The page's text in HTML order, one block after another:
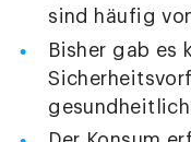
sind häufig
Bisher gab es